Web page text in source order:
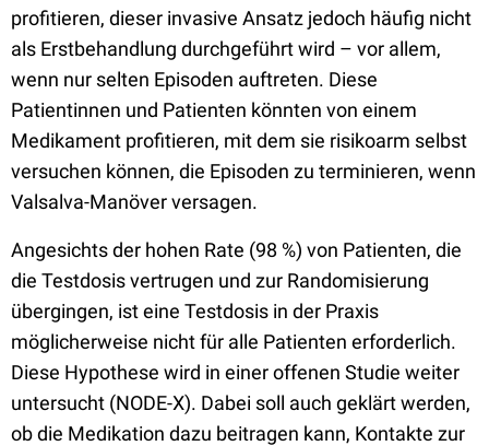
profitieren, dieser invasive Ansatz jedoch häufig nicht
als Erstbehandlung durchgeführt wird – vor allem,
wenn nur selten Episoden auftreten. Diese
Patientinnen und Patienten könnten von einem
Medikament profitieren, mit dem sie risikoarm selbst
versuchen können, die Episoden zu terminieren, wenn
Valsalva-Manöver versagen.
Angesichts der hohen Rate (98 %) von Patienten, die
die Testdosis vertrugen und zur Randomisierung
übergingen, ist eine Testdosis in der Praxis
möglicherweise nicht für alle Patienten erforderlich.
Diese Hypothese wird in einer offenen Studie weiter
untersucht (NODE-X). Dabei soll auch geklärt werden,
ob die Medikation dazu beitragen kann, Kontakte zur